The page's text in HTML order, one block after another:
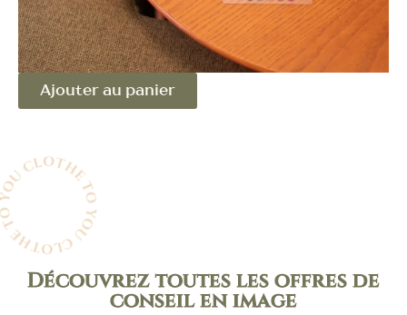
Ajouter au panier
Découvrez toutes les offres de
conseil en image
CLOTHE TO YOU